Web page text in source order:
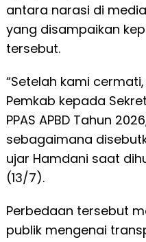
antara narasi di
yang disampaikan
tersebut.
“Setelah kami
Pemkab kepada
PPAS APBD Tahun
sebagaimana
ujar Hamdani saat
(13/7).
Perbedaan tersebut
publik mengenai